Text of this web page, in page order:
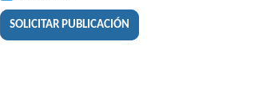
SOLICITAR PUBLICACIÓN